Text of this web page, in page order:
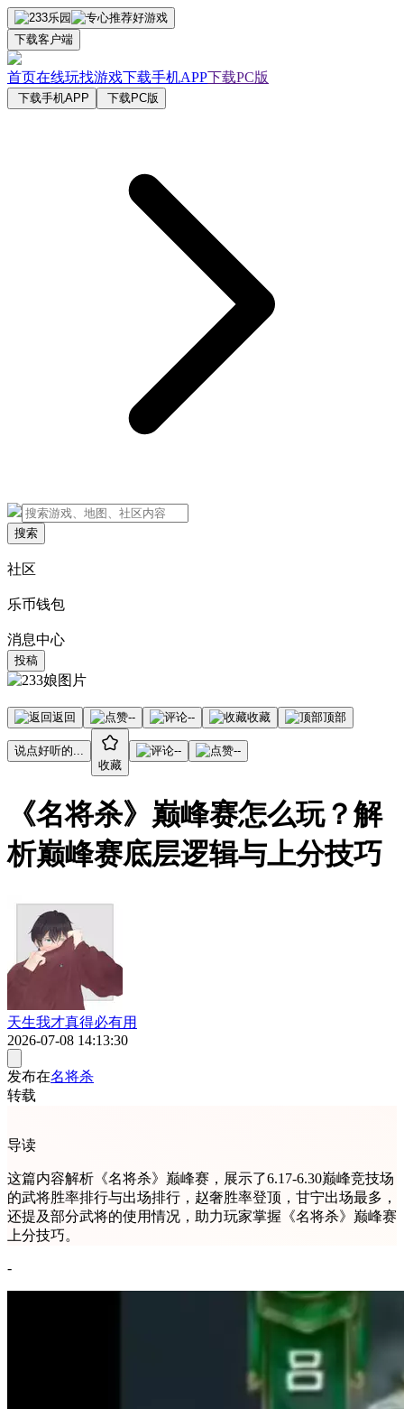
下载客户端
首页在线玩找游戏下载手机APP下载PC版
下载手机APP 下载PC版
搜索
社区
乐币钱包
消息中心
投稿
返回 -- -- 收藏 顶部
说点好听的...
收藏
-- --
《名将杀》巅峰赛怎么玩？解
析巅峰赛底层逻辑与上分技巧
天生我才真得必有用
2026-07-08 14:13:30
发布在名将杀
转载
导读
这篇内容解析《名将杀》巅峰赛，展示了6.17-6.30巅峰竞技场
的武将胜率排行与出场排行，赵奢胜率登顶，甘宁出场最多，
还提及部分武将的使用情况，助力玩家掌握《名将杀》巅峰赛
上分技巧。
-